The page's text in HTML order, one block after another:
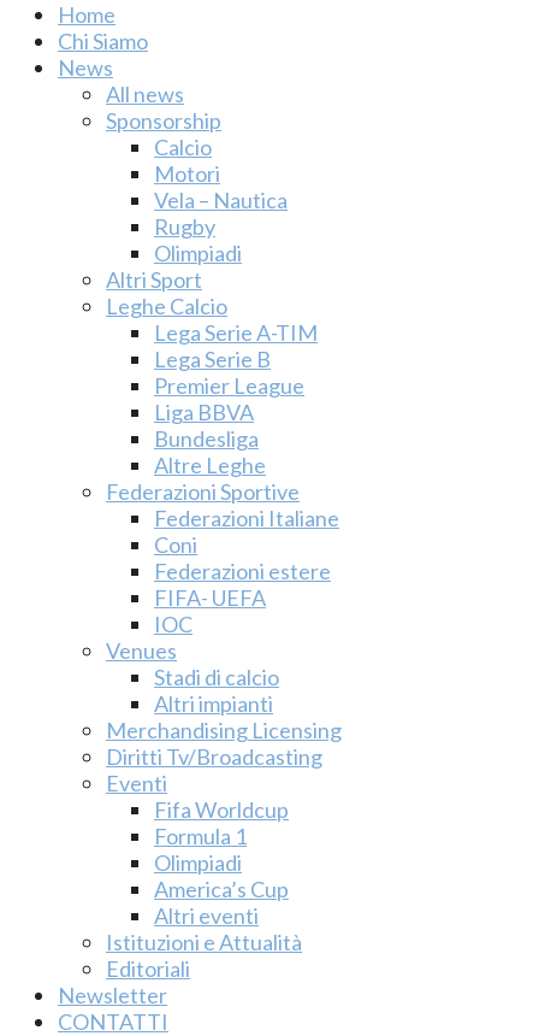
Home
Chi Siamo
News
All news
Sponsorship
Calcio
Motori
Vela – Nautica
Rugby
Olimpiadi
Altri Sport
Leghe Calcio
Lega Serie A-TIM
Lega Serie B
Premier League
Liga BBVA
Bundesliga
Altre Leghe
Federazioni Sportive
Federazioni Italiane
Coni
Federazioni estere
FIFA- UEFA
IOC
Venues
Stadi di calcio
Altri impianti
Merchandising Licensing
Diritti Tv/Broadcasting
Eventi
Fifa Worldcup
Formula 1
Olimpiadi
America’s Cup
Altri eventi
Istituzioni e Attualità
Editoriali
Newsletter
CONTATTI